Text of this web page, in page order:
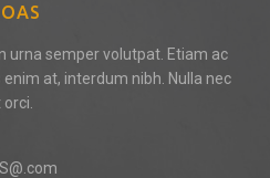
urna semper volutpat. Etiam ac
at, interdum nibh. Nulla nec